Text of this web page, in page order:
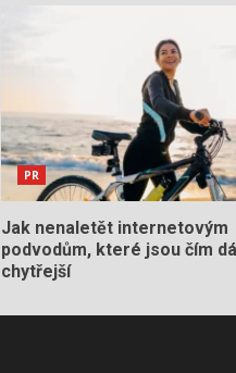
PR
Jak nenaletět internetovým
podvodům, které jsou čím
chytřejší